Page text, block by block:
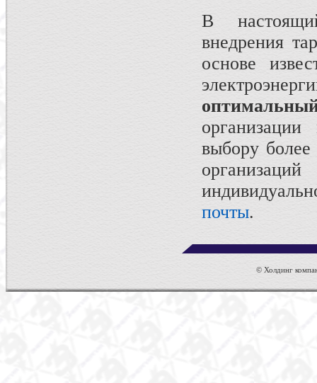
В
внедрения
основе
выбору более
почты.
© Холдинг